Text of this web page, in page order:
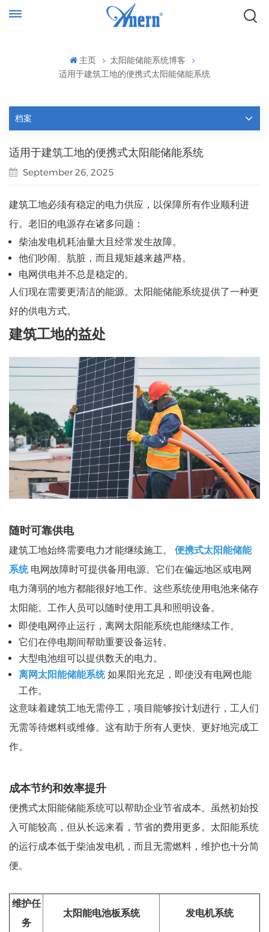
主页
太阳能储能系统博客
适用于建筑工地的便携式太阳能储能系统
档案
适用于建筑工地的便携式太阳能储能系统
September 26, 2025
建筑工地必须有稳定的电力供应，以保障所有作业顺利进
行。老旧的电源存在诸多问题：
柴油发电机耗油量大且经常发生故障。
他们吵闹、肮脏，而且规矩越来越严格。
电网供电并不总是稳定的。
人们现在需要更清洁的能源。太阳能储能系统提供了一种更
好的供电方式。
建筑工地的益处
随时可靠供电
建筑工地始终需要电力才能继续施工。 便携式太阳能储能
系统电网故障时可提供备用电源。它们在偏远地区或电网
电力薄弱的地方都能很好地工作。这些系统使用电池来储存
太阳能。工作人员可以随时使用工具和照明设备。
即使电网停止运行，离网太阳能系统也能继续工作。
它们在停电期间帮助重要设备运转。
大型电池组可以提供数天的电力。
离网太阳能储能系统如果阳光充足，即使没有电网也能
工作。
这意味着建筑工地无需停工，项目能够按计划进行，工人们
无需等待燃料或维修。这有助于所有人更快、更好地完成工
作。
成本节约和效率提升
便携式太阳能储能系统可以帮助企业节省成本。虽然初始投
入可能较高，但从长远来看，节省的费用更多。太阳能系统
的运行成本低于柴油发电机，而且无需燃料，维护也十分简
便。
维护任
务
太阳能电池板系统 发电机系统